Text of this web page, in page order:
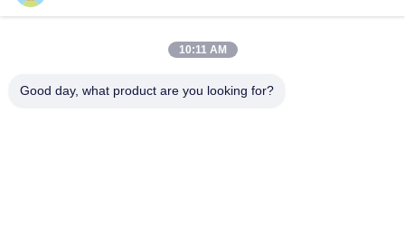
Glanzverglasete, gerechte Porzellanfliesen mit polierten
Oberflächen mit geringer Wasserabsorption PEI 4
Finish Mit 0,05% Wasserabsorption
10:11 AM
Good day, what product are you looking for?